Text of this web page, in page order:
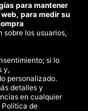
para mantener
para medir su
sobre los usuarios,
si lo
y,
personalizado.
detalles y
en cualquier
Política de